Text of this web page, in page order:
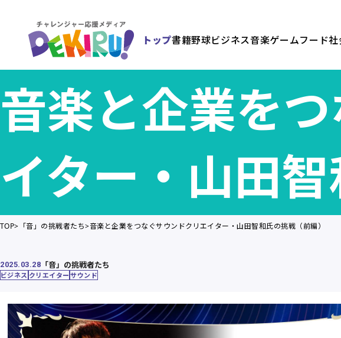
トップ書籍野球ビジネス音楽ゲームフード社
音楽と企業を
イター・山田智
TOP 「音」の挑戦者たち 音楽と企業をつなぐサウンドクリエイター・山田智和氏の挑戦（前編）
2025.03.28 「音」の挑戦者たち
ビジネス クリエイター サウンド